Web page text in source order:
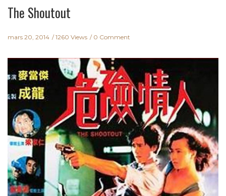
The Shoutout
mars 20, 2014 1260 Views 0 Comment